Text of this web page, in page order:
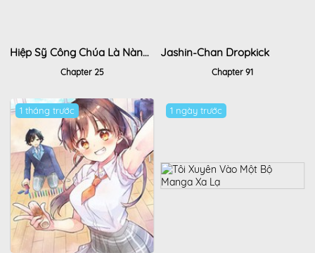
Hiệp Sỹ Công Chúa Là Nàng Dâu Tộc Man Di
Chapter 25
Jashin-Chan Dropkick
Chapter 91
1 tháng trước 1 ngày trước